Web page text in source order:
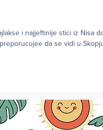
i najjeftinije stici iz Nisa
da se vidi u